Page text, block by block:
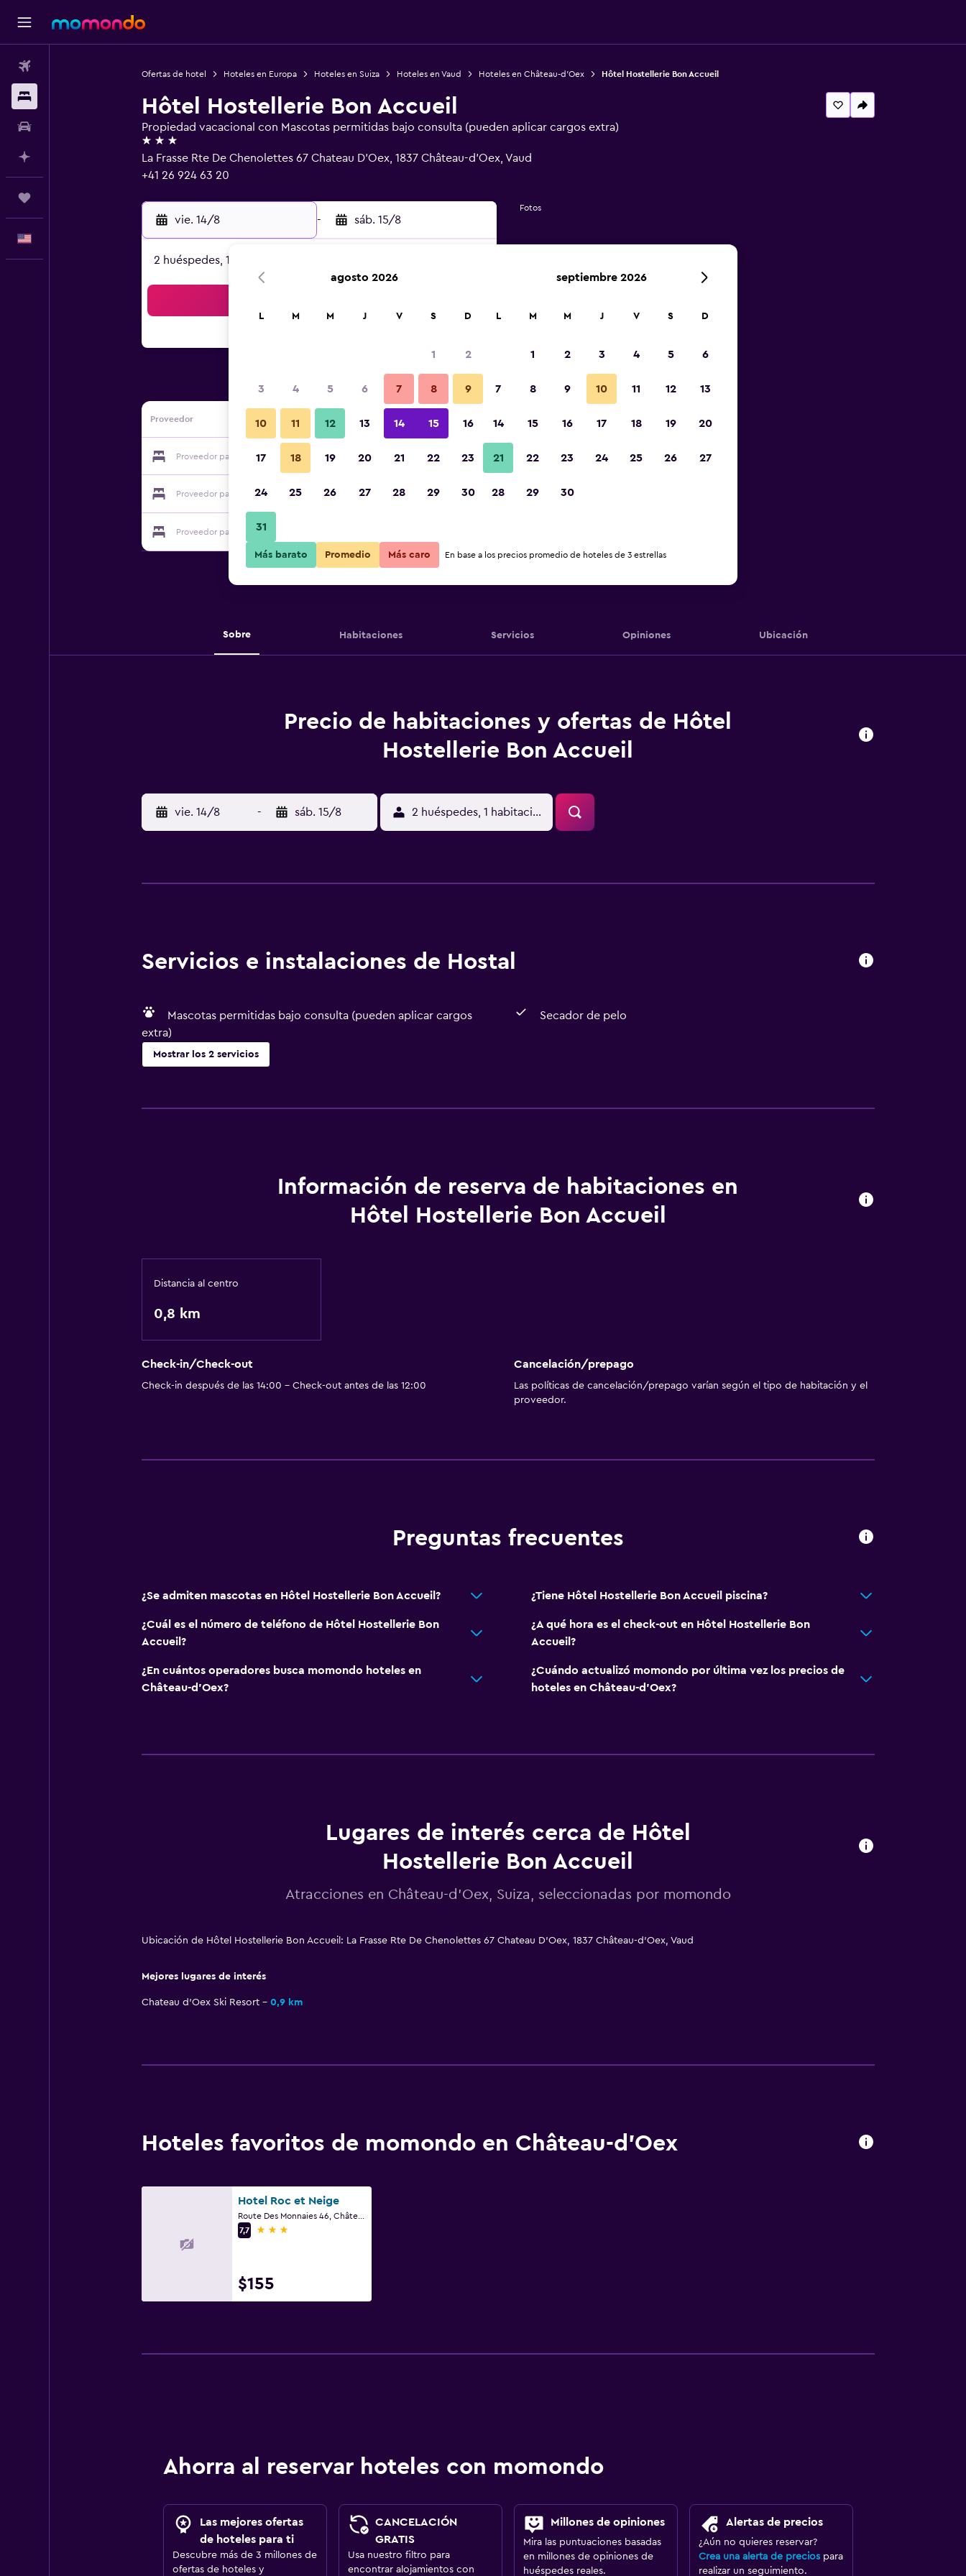
Ofertas de hotel Hoteles en Europa Hoteles en Suiza Hoteles en Vaud Hoteles en Château-d'Oex Hôtel Hostellerie Bon Accueil
Hôtel Hostellerie Bon Accueil
Propiedad vacacional con Mascotas permitidas bajo consulta (pueden aplicar cargos extra)
3 estrellas
La Frasse Rte De Chenolettes 67 Chateau D'Oex, 1837 Château-d'Oex, Vaud
+41 26 924 63 20
vie. 14/8 - sáb. 15/8
2 huéspedes, 1 habitación
Proveedor
Proveedor para Hôtel Hostellerie Bon Accueil Ver precios
Proveedor para Hôtel Hostellerie Bon Accueil Ver precios
Proveedor para Hôtel Hostellerie Bon Accueil
Fotos
Sobre Habitaciones Servicios Opiniones Ubicación
Precio de habitaciones y ofertas de Hôtel
Hostellerie Bon Accueil
vie. 14/8 - sáb. 15/8 2 huéspedes, 1 habitación
Servicios e instalaciones de Hostal
Mascotas permitidas bajo consulta (pueden aplicar cargos
extra)
Secador de pelo
Mostrar los 2 servicios
Mascotas permitidas bajo consulta (pueden aplicar cargos extra)
Secador de pelo
Información de reserva de habitaciones en
Hôtel Hostellerie Bon Accueil
Distancia al centro
0,8 km
Check-in/Check-out
Check-in después de las 14:00 - Check-out antes de las 12:00
Cancelación/prepago
Las políticas de cancelación/prepago varían según el tipo de habitación y el
proveedor.
Preguntas frecuentes
¿Se admiten mascotas en Hôtel Hostellerie Bon Accueil? ¿Tiene Hôtel Hostellerie Bon Accueil piscina?
¿Cuál es el número de teléfono de Hôtel Hostellerie Bon
Accueil?
¿A qué hora es el check-out en Hôtel Hostellerie Bon
Accueil?
¿En cuántos operadores busca momondo hoteles en
Château-d'Oex?
¿Cuándo actualizó momondo por última vez los precios de
hoteles en Château-d'Oex?
Lugares de interés cerca de Hôtel
Hostellerie Bon Accueil
Atracciones en Château-d'Oex, Suiza, seleccionadas por momondo
Ubicación de Hôtel Hostellerie Bon Accueil: La Frasse Rte De Chenolettes 67 Chateau D'Oex, 1837 Château-d'Oex, Vaud
Mejores lugares de interés
Chateau d'Oex Ski Resort 0,9 km
Hoteles favoritos de momondo en Château-d'Oex
Hotel Roc et Neige
Route Des Monnaies 46, Château-d'Oex, Vaud
7,7
3 estrellas
$155
Ahorra al reservar hoteles con momondo
Las mejores ofertas
de hoteles para ti
Descubre más de 3 millones de
ofertas de hoteles y
CANCELACIÓN
GRATIS
Usa nuestro filtro para
encontrar alojamientos con
Millones de opiniones
Mira las puntuaciones basadas
en millones de opiniones de
huéspedes reales.
Alertas de precios
¿Aún no quieres reservar?
Crea una alerta de preciospara
realizar un seguimiento.
agosto 2026
L M M J V S D
1 2
3 4 5 6 7 8 9
10 11 12 13 14 15 16
17 18 19 20 21 22 23
24 25 26 27 28 29 30
31
septiembre 2026
L M M J V S D
1 2 3 4 5 6
7 8 9 10 11 12 13
14 15 16 17 18 19 20
21 22 23 24 25 26 27
28 29 30
Más barato Promedio Más caro En base a los precios promedio de hoteles de 3 estrellas